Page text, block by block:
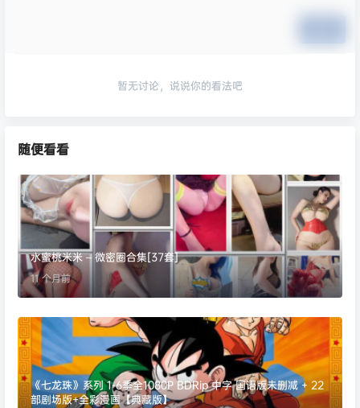
暂无讨论，说说你的看法吧
随便看看
水蜜桃米米 – 微密圈合集[37套]
11 个月前
《七龙珠》系列 1-6季全1080P BDRip 中字 国语版未删减 + 22
部剧场版+全彩漫画【典藏版】